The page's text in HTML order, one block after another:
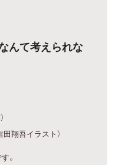
んて考えられな
翔吾イラスト）
。